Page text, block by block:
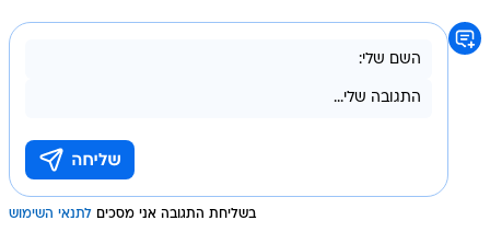
בשליחת התגובה אני מסכים לתנאי השימוש